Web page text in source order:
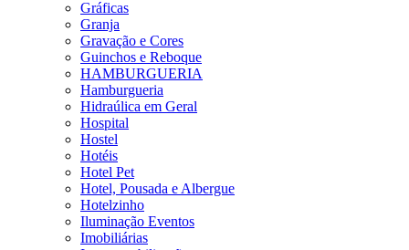
Gráficas
Granja
Gravação e Cores
Guinchos e Reboque
HAMBURGUERIA
Hamburgueria
Hidraúlica em Geral
Hospital
Hostel
Hotéis
Hotel Pet
Hotel, Pousada e Albergue
Hotelzinho
Iluminação Eventos
Imobiliárias